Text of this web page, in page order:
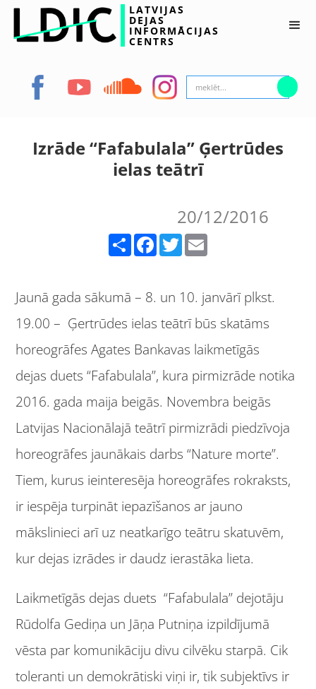
LATVIJAS
DEJAS
INFORMĀCIJAS
CENTRS
Izrāde “Fafabulala” Ģertrūdes
ielas teātrī
20/12/2016
Facebook Twitter
Jaunā gada sākumā – 8. un 10. janvārī plkst.
19.00 – Ģertrūdes ielas teātrī būs skatāms
horeogrāfes Agates Bankavas laikmetīgās
dejas duets “Fafabulala”, kura pirmizrāde notika
2016. gada maija beigās. Novembra beigās
Latvijas Nacionālajā teātrī pirmizrādi piedzīvoja
horeogrāfes jaunākais darbs “Nature morte”.
Tiem, kurus ieinteresēja horeogrāfes rokraksts,
ir iespēja turpināt iepazīšanos ar jauno
mākslinieci arī uz neatkarīgo teātru skatuvēm,
kur dejas izrādes ir daudz ierastāka lieta.
Laikmetīgās dejas duets “Fafabulala” dejotāju
Rūdolfa Gediņa un Jāņa Putniņa izpildījumā
vēsta par komunikāciju divu cilvēku starpā. Cik
toleranti un demokrātiski viņi ir, tik subjektīvs ir